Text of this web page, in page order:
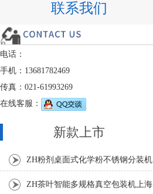
联系我们
电话：
手机：13681782469
传真：021-61993269
在线客服：
新款上市
ZH粉剂桌面式化学粉不锈钢分装机
ZH茶叶智能多规格真空包装机上海